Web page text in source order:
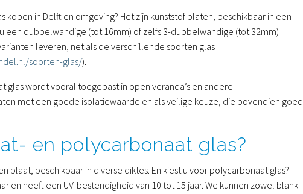
kopen in Delft en omgeving? Het zijn kunststof platen, beschikbaar in een
een dubbelwandige (tot 16mm) of zelfs 3-dubbelwandige (tot 32mm)
leveren, net als de verschillende soorten glas
soorten-glas/).
glas wordt vooral toegepast in open veranda’s en andere
met een goede isolatiewaarde en als veilige keuze, die bovendien goed
en polycarbonaat glas?
plaat, beschikbaar in diverse diktes. En kiest u voor polycarbonaat glas?
en heeft een UV-bestendigheid van 10 tot 15 jaar. We kunnen zowel blank